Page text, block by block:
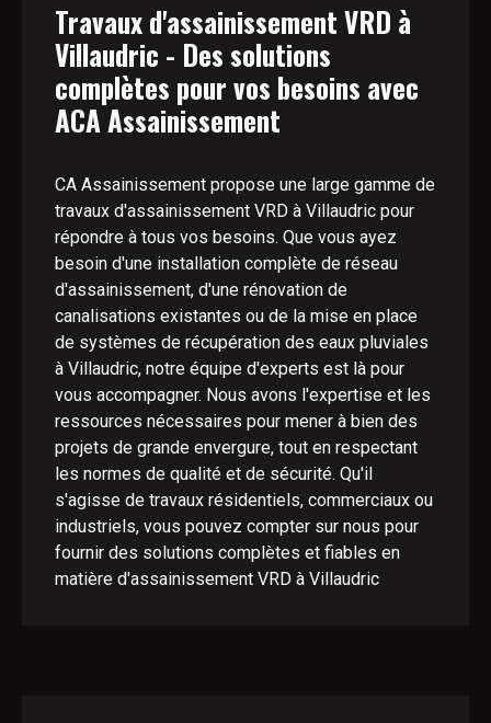
Travaux d'assainissement VRD à
Villaudric - Des solutions
complètes pour vos besoins avec
ACA Assainissement
CA Assainissement propose une large gamme de
travaux d'assainissement VRD à Villaudric pour
répondre à tous vos besoins. Que vous ayez
besoin d'une installation complète de réseau
d'assainissement, d'une rénovation de
canalisations existantes ou de la mise en place
de systèmes de récupération des eaux pluviales
à Villaudric, notre équipe d'experts est là pour
vous accompagner. Nous avons l'expertise et les
ressources nécessaires pour mener à bien des
projets de grande envergure, tout en respectant
les normes de qualité et de sécurité. Qu'il
s'agisse de travaux résidentiels, commerciaux ou
industriels, vous pouvez compter sur nous pour
fournir des solutions complètes et fiables en
matière d'assainissement VRD à Villaudric